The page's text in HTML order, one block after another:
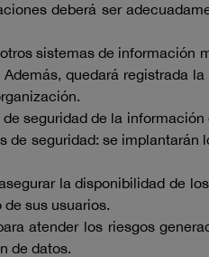
deberá ser
sistemas de información
quedará registrada
seguridad de la
seguridad: se implantarán
la disponibilidad de
sus usuarios.
atender los riesgos
de datos.